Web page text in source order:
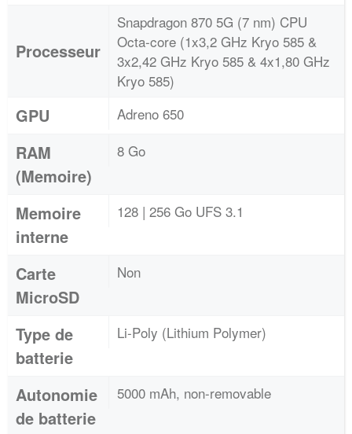
Processeur
Snapdragon 870 5G (7 nm) CPU
Octa-core (1x3,2 GHz Kryo 585 &
3x2,42 GHz Kryo 585 & 4x1,80 GHz
Kryo 585)
GPU Adreno 650
RAM
(Memoire)
8 Go
Memoire
interne
128 | 256 Go UFS 3.1
Carte
MicroSD
Non
Type de
batterie
Li-Poly (Lithium Polymer)
Autonomie
de batterie
5000 mAh, non-removable